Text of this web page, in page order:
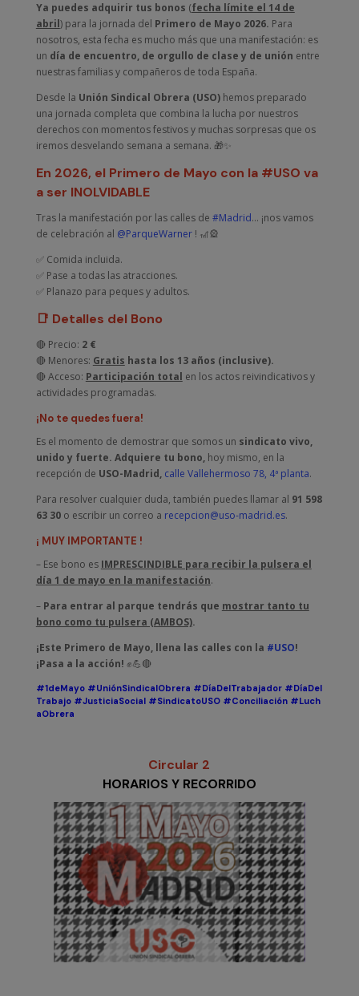
Ya puedes adquirir tus bonos (fecha límite el 14 de
abril) para la jornada del Primero de Mayo 2026. Para
nosotros, esta fecha es mucho más que una manifestación: es
un día de encuentro, de orgullo de clase y de unión entre
nuestras familias y compañeros de toda España.
Desde la Unión Sindical Obrera (USO)hemos preparado
una jornada completa que combina la lucha por nuestros
derechos con momentos festivos y muchas sorpresas que os
iremos desvelando semana a semana. 🎁✨
En 2026, el Primero de Mayo con la #USO va
a ser INOLVIDABLE
Tras la manifestación por las calles de #Madrid… ¡nos vamos
de celebración al @ParqueWarner! 🎢🎡
✅ Comida incluida.
✅ Pase a todas las atracciones.
✅ Planazo para peques y adultos.
📑 Detalles del Bono
🔴 Precio: 2 €
🔴 Menores: Gratis hasta los 13 años (inclusive).
🔴 Acceso: Participación total en los actos reivindicativos y
actividades programadas.
¡No te quedes fuera!
Es el momento de demostrar que somos un sindicato vivo,
unido y fuerte. Adquiere tu bono,hoy mismo, en la
recepción de USO-Madrid, calle Vallehermoso 78, 4ª planta.
Para resolver cualquier duda, también puedes llamar al 91 598
63 30o escribir un correo a recepcion@uso-madrid.es.
¡ MUY IMPORTANTE !
– Ese bono es IMPRESCINDIBLE para recibir la pulsera el
día 1 de mayo en la manifestación.
– Para entrar al parque tendrás que mostrar tanto tu
bono como tu pulsera (AMBOS).
¡Este Primero de Mayo, llena las calles con la #USO!
¡Pasa a la acción! ✊💪🔴
#1deMayo #UniónSindicalObrera #DíaDelTrabajador #DíaDel
Trabajo #JusticiaSocial #SindicatoUSO #Conciliación #Luch
aObrera
Circular 2
HORARIOS Y RECORRIDO